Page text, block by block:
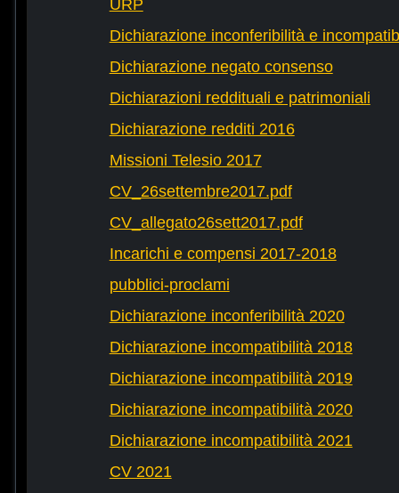
URP
Dichiarazione inconferibilità e
Dichiarazione negato consenso
Dichiarazioni reddituali e patrimoniali
Dichiarazione redditi 2016
Missioni Telesio 2017
CV_26settembre2017.pdf
CV_allegato26sett2017.pdf
Incarichi e compensi 2017-2018
pubblici-proclami
Dichiarazione inconferibilità 2020
Dichiarazione incompatibilità 2018
Dichiarazione incompatibilità 2019
Dichiarazione incompatibilità 2020
Dichiarazione incompatibilità 2021
CV 2021